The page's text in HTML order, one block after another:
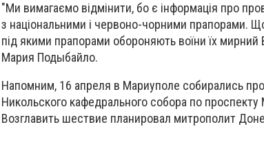
"Ми вимагаємо відмінити, бо є інформація про
з національними і червоно-чорними прапорами.
під якими прапорами обороняють воїни їх
Мария Подыбайло.
Напомним, 16 апреля в Мариуполе собирались
Никольского кафедрального собора по
Возглавить шествие планировал митрополит